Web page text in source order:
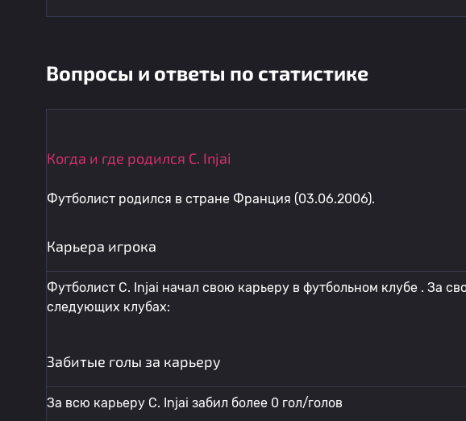
Вопросы и ответы по статистике
Когда и где родился C. Injai
Футболист родился в стране Франция (03.06.2006).
Карьера игрока
Футболист C. Injai начал свою карьеру в футбольном клубе . За
следующих клубах:
Забитые голы за карьеру
За всю карьеру C. Injai забил более 0 гол/голов